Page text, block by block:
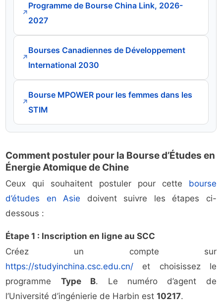
↗
Programme de Bourse China Link, 2026-
2027
↗
Bourses Canadiennes de Développement
International 2030
↗
Bourse MPOWER pour les femmes dans les
STIM
Comment postuler pour la Bourse d’Études en
Énergie Atomique de Chine
Ceux qui souhaitent postuler pour cette bourse
d’études en Asie doivent suivre les étapes ci-
dessous :
Étape 1 : Inscription en ligne au SCC
Créez un compte sur
https://studyinchina.csc.edu.cn/ et choisissez le
programme Type B. Le numéro d’agent de
l’Université d’ingénierie de Harbin est10217.